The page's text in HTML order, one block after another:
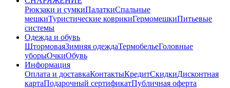
Рюкзаки и сумкиПалаткиСпальные
мешкиТуристические коврикиГермомешкиПитьевые
системы
Одежда и обувь
ШтормоваяЗимняя одеждаТермобельеГоловные
уборыОчкиОбувь
Информация
Оплата и доставкаКонтактыКредитСкидкиДисконтная
картаПодарочный сертификатПубличная оферта